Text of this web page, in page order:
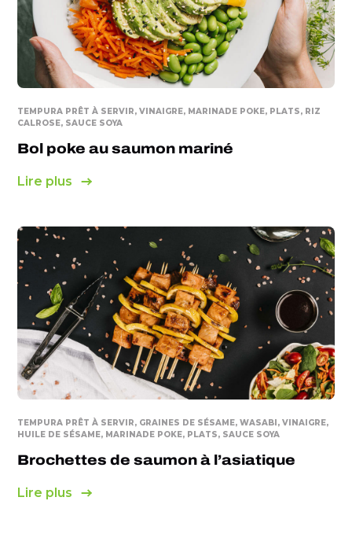
TEMPURA PRÊT À SERVIR, VINAIGRE, MARINADE POKE, PLATS, RIZ
CALROSE, SAUCE SOYA
Bol poke au saumon mariné
Lire plus
TEMPURA PRÊT À SERVIR, GRAINES DE SÉSAME, WASABI, VINAIGRE,
HUILE DE SÉSAME, MARINADE POKE, PLATS, SAUCE SOYA
Brochettes de saumon à l’asiatique
Lire plus